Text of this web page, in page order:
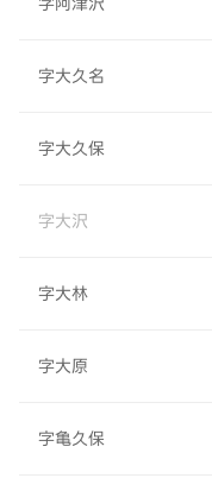
字大久名
字大久保
字大沢
字大林
字大原
字亀久保